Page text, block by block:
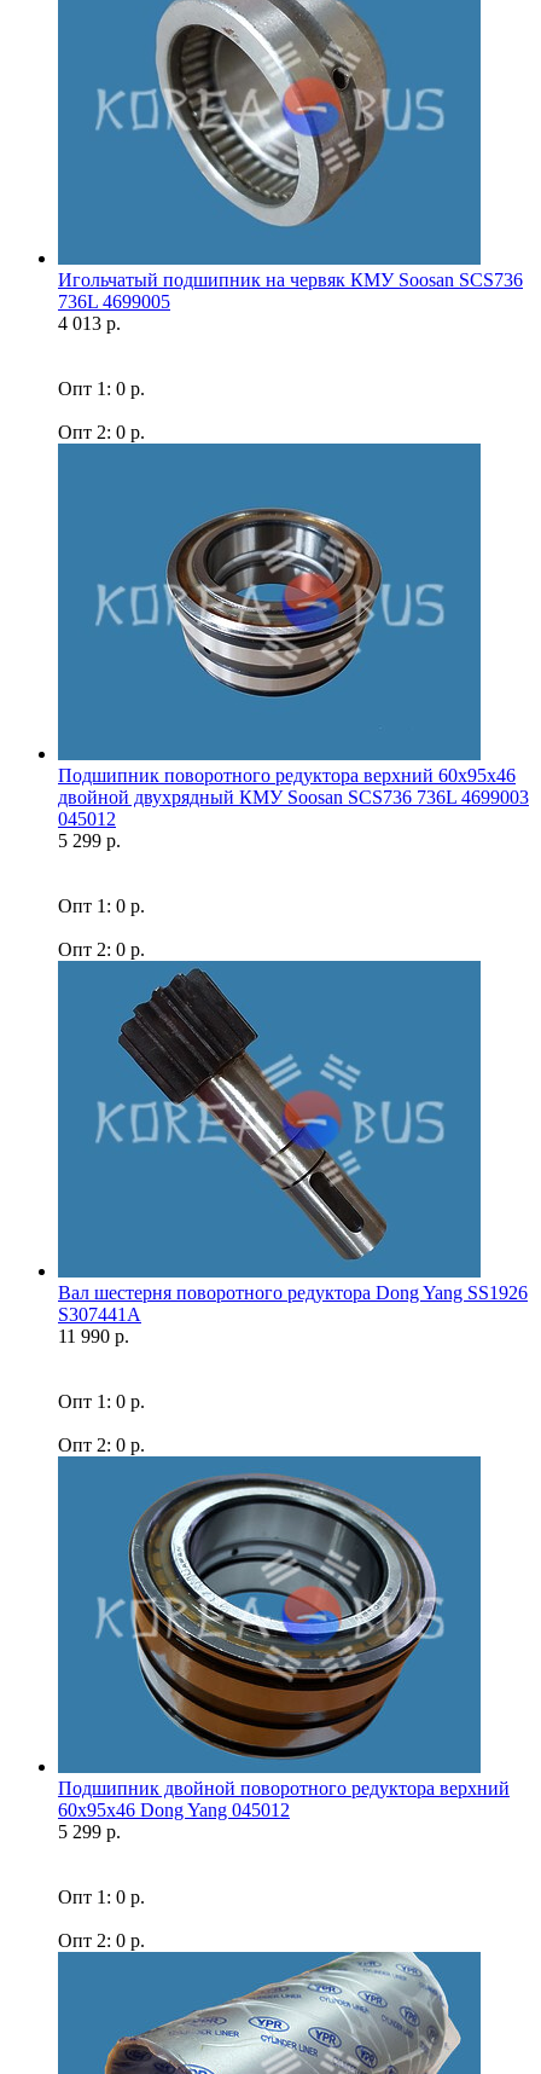
Игольчатый подшипник на червяк КМУ Soosan SCS736
736L 4699005
4 013 р.
Опт 1: 0 р.
Опт 2: 0 р.
Подшипник поворотного редуктора верхний 60x95x46
двойной двухрядный КМУ Soosan SCS736 736L 4699003
045012
5 299 р.
Опт 1: 0 р.
Опт 2: 0 р.
Вал шестерня поворотного редуктора Dong Yang SS1926
S307441A
11 990 р.
Опт 1: 0 р.
Опт 2: 0 р.
Подшипник двойной поворотного редуктора верхний
60x95x46 Dong Yang 045012
5 299 р.
Опт 1: 0 р.
Опт 2: 0 р.